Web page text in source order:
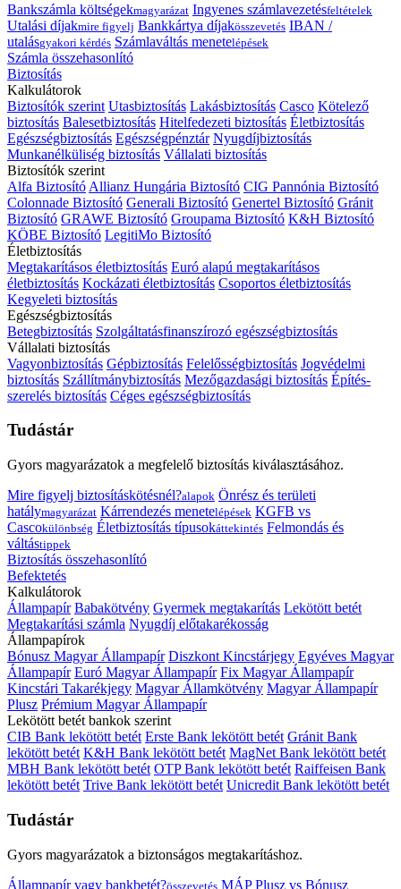
Bankszámla költségekmagyarázat Ingyenes számlavezetésfeltételek
Utalási díjakmire figyelj Bankkártya díjakösszevetés IBAN /
utalásgyakori kérdés Számlaváltás menetelépések
Számla összehasonlító
Biztosítás
Kalkulátorok
Biztosítók szerint Utasbiztosítás Lakásbiztosítás Casco Kötelező
biztosítás Balesetbiztosítás Hitelfedezeti biztosítás Életbiztosítás
Egészségbiztosítás Egészségpénztár Nyugdíjbiztosítás
Munkanélküliség biztosítás Vállalati biztosítás
Biztosítók szerint
Alfa Biztosító Allianz Hungária Biztosító CIG Pannónia Biztosító
Colonnade Biztosító Generali Biztosító Genertel Biztosító Gránit
Biztosító GRAWE Biztosító Groupama Biztosító K&H Biztosító
KÖBE Biztosító LegitiMo Biztosító
Életbiztosítás
Megtakarításos életbiztosítás Euró alapú megtakarításos
életbiztosítás Kockázati életbiztosítás Csoportos életbiztosítás
Kegyeleti biztosítás
Egészségbiztosítás
Betegbiztosítás Szolgáltatásfinanszírozó egészségbiztosítás
Vállalati biztosítás
Vagyonbiztosítás Gépbiztosítás Felelősségbiztosítás Jogvédelmi
biztosítás Szállítmánybiztosítás Mezőgazdasági biztosítás Építés-
szerelés biztosítás Céges egészségbiztosítás
Tudástár
Gyors magyarázatok a megfelelő biztosítás kiválasztásához.
Mire figyelj biztosításkötésnél?alapok Önrész és területi
hatálymagyarázat Kárrendezés menetelépések KGFB vs
Cascokülönbség Életbiztosítás típusokáttekintés Felmondás és
váltástippek
Biztosítás összehasonlító
Befektetés
Kalkulátorok
Állampapír Babakötvény Gyermek megtakarítás Lekötött betét
Megtakarítási számla Nyugdíj előtakarékosság
Állampapírok
Bónusz Magyar Állampapír Diszkont Kincstárjegy Egyéves Magyar
Állampapír Euró Magyar Állampapír Fix Magyar Állampapír
Kincstári Takarékjegy Magyar Államkötvény Magyar Állampapír
Plusz Prémium Magyar Állampapír
Lekötött betét bankok szerint
CIB Bank lekötött betét Erste Bank lekötött betét Gránit Bank
lekötött betét K&H Bank lekötött betét MagNet Bank lekötött betét
MBH Bank lekötött betét OTP Bank lekötött betét Raiffeisen Bank
lekötött betét Trive Bank lekötött betét Unicredit Bank lekötött betét
Tudástár
Gyors magyarázatok a biztonságos megtakarításhoz.
Állampapír vagy bankbetét?összevetés MÁP Plusz vs Bónusz